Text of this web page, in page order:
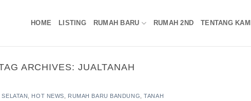
HOME LISTING RUMAH BARU RUMAH 2ND TENTANG KAMI
ARCHIVES: JUALTANAH
HOT NEWS RUMAH BARU BANDUNG ,TANAH